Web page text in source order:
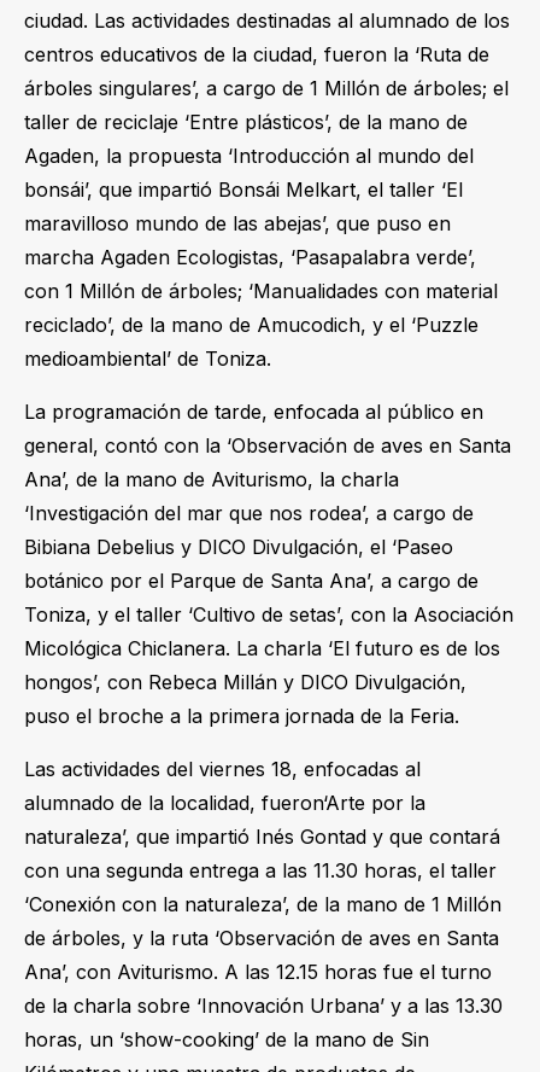
ciudad. Las actividades destinadas al alumnado de los
centros educativos de la ciudad, fueron la ‘Ruta de
árboles singulares’, a cargo de 1 Millón de árboles; el
taller de reciclaje ‘Entre plásticos’, de la mano de
Agaden, la propuesta ‘Introducción al mundo del
bonsái’, que impartió Bonsái Melkart, el taller ‘El
maravilloso mundo de las abejas’, que puso en
marcha Agaden Ecologistas, ‘Pasapalabra verde’,
con 1 Millón de árboles; ‘Manualidades con material
reciclado’, de la mano de Amucodich, y el ‘Puzzle
medioambiental’ de Toniza.
La programación de tarde, enfocada al público en
general, contó con la ‘Observación de aves en Santa
Ana’, de la mano de Aviturismo, la charla
‘Investigación del mar que nos rodea’, a cargo de
Bibiana Debelius y DICO Divulgación, el ‘Paseo
botánico por el Parque de Santa Ana’, a cargo de
Toniza, y el taller ‘Cultivo de setas’, con la Asociación
Micológica Chiclanera. La charla ‘El futuro es de los
hongos’, con Rebeca Millán y DICO Divulgación,
puso el broche a la primera jornada de la Feria.
Las actividades del viernes 18, enfocadas al
alumnado de la localidad, fueron‘Arte por la
naturaleza’, que impartió Inés Gontad y que contará
con una segunda entrega a las 11.30 horas, el taller
‘Conexión con la naturaleza’, de la mano de 1 Millón
de árboles, y la ruta ‘Observación de aves en Santa
Ana’, con Aviturismo. A las 12.15 horas fue el turno
de la charla sobre ‘Innovación Urbana’ y a las 13.30
horas, un ‘show-cooking’ de la mano de Sin